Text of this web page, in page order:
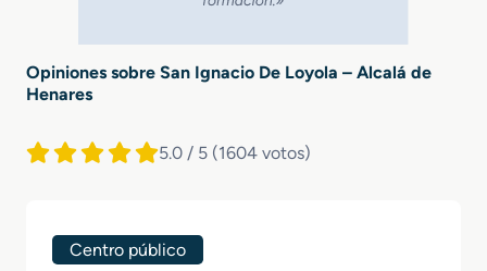
Opiniones sobre San Ignacio De Loyola – Alcalá de
Henares
5.0 / 5 (1604 votos)
Centro público